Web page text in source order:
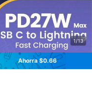
1/13
Ahorra $0.66